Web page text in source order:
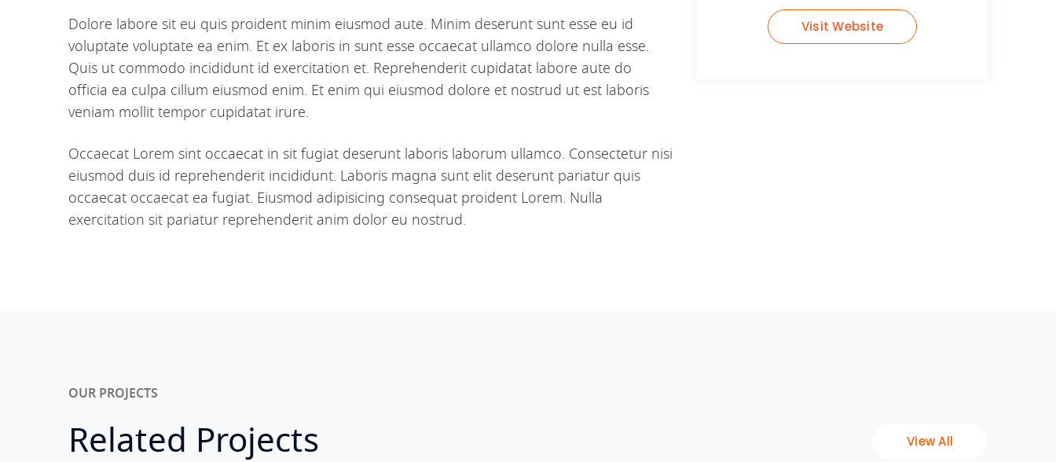
Dolore labore sit eu quis proident minim eiusmod aute. Minim deserunt sunt esse eu id
voluptate voluptate ea enim. Et ex laboris in sunt esse occaecat ullamco dolore nulla esse.
Quis ut commodo incididunt id exercitation et. Reprehenderit cupidatat labore aute do
officia ea culpa cillum eiusmod enim. Et enim qui eiusmod dolore et nostrud ut est laboris
veniam mollit tempor cupidatat irure.
Occaecat Lorem sint occaecat in sit fugiat deserunt laboris laborum ullamco. Consectetur nisi
eiusmod duis id reprehenderit incididunt. Laboris magna sunt elit deserunt pariatur quis
occaecat occaecat ea fugiat. Eiusmod adipisicing consequat proident Lorem. Nulla
exercitation sit pariatur reprehenderit anim dolor eu nostrud.
Visit Website
OUR PROJECTS
Related Projects View All